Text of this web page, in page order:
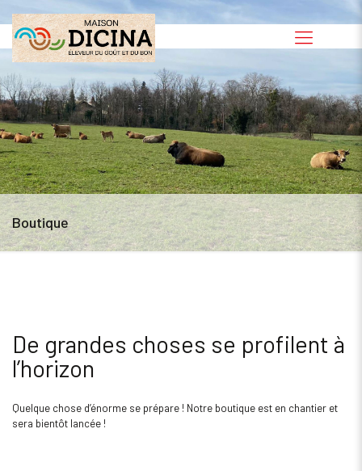
Boutique
De grandes choses se profilent à
l’horizon
Quelque chose d’énorme se prépare ! Notre boutique est en chantier et
sera bientôt lancée !